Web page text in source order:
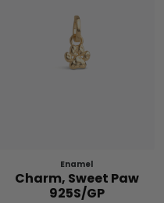
Enamel
Charm, Sweet Paw
925S/GP